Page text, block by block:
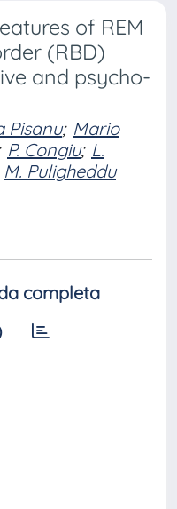
of REM
(RBD)
and psycho-
Pisanu; Mario
P. Congiu; L.
M. Puligheddu
completa